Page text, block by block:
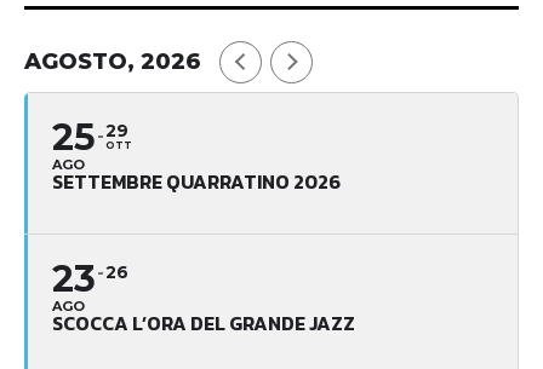
AGOSTO, 2026
25
AGO
29
OTT
SETTEMBRE QUARRATINO 2026
23
AGO
26
SCOCCA L’ORA DEL GRANDE JAZZ